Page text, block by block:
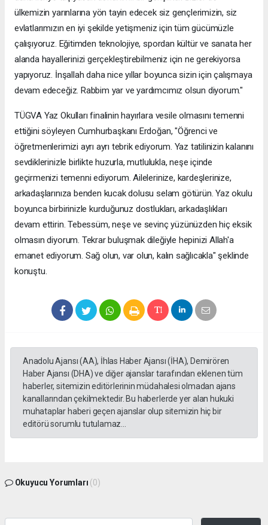
ülkemizin yarınlarına yön tayin edecek siz gençlerimizin, siz
evlatlarımızın en iyi şekilde yetişmeniz için tüm gücümüzle
çalışıyoruz. Eğitimden teknolojiye, spordan kültür ve sanata her
alanda hayallerinizi gerçekleştirebilmeniz için ne gerekiyorsa
yapıyoruz. İnşallah daha nice yıllar boyunca sizin için çalışmaya
devam edeceğiz. Rabbim yar ve yardımcımız olsun diyorum."
TÜGVA Yaz Okulları finalinin hayırlara vesile olmasını temenni
ettiğini söyleyen Cumhurbaşkanı Erdoğan, "Öğrenci ve
öğretmenlerimizi ayrı ayrı tebrik ediyorum. Yaz tatilinizin kalanını
sevdiklerinizle birlikte huzurla, mutlulukla, neşe içinde
geçirmenizi temenni ediyorum. Ailelerinize, kardeşlerinize,
arkadaşlarınıza benden kucak dolusu selam götürün. Yaz okulu
boyunca birbirinizle kurduğunuz dostlukları, arkadaşlıkları
devam ettirin. Tebessüm, neşe ve sevinç yüzünüzden hiç eksik
olmasın diyorum. Tekrar buluşmak dileğiyle hepinizi Allah'a
emanet ediyorum. Sağ olun, var olun, kalın sağlıcakla" şeklinde
konuştu.
Anadolu Ajansı (AA), İhlas Haber Ajansı (İHA), Demirören
Haber Ajansı (DHA) ve diğer ajanslar tarafından eklenen tüm
haberler, sitemizin editörlerinin müdahalesi olmadan ajans
kanallarından çekilmektedir. Bu haberlerde yer alan hukuki
muhataplar haberi geçen ajanslar olup sitemizin hiç bir
editörü sorumlu tutulamaz...
Okuyucu Yorumları (0)